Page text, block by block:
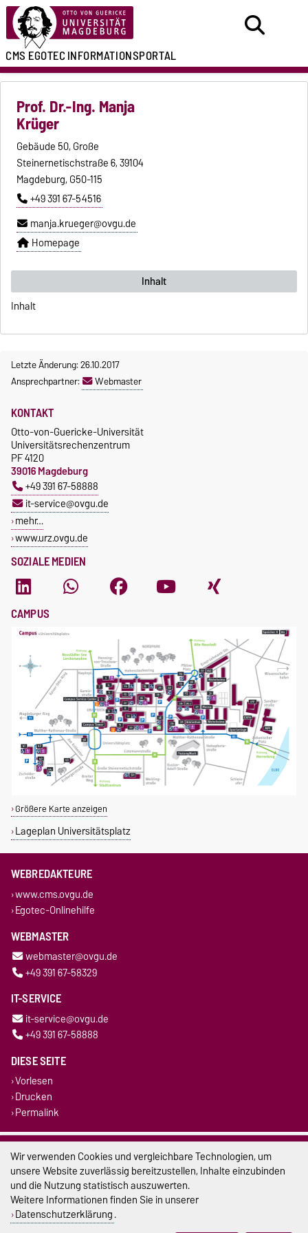
CMS EGOTECINFORMATIONSPORTAL
Prof. Dr.-Ing. Manja
Krüger
Gebäude 50, Große
Steinernetischstraße 6, 39104
Magdeburg, G50-115
+49 391 67-54516
manja.krueger@ovgu.de
Homepage
Inhalt
Inhalt
Letzte Änderung: 26.10.2017
Ansprechpartner:
Webmaster
SOZIALE MEDIEN
KONTAKT
Otto-von-Guericke-Universität
Universitätsrechenzentrum
PF 4120
39016 Magdeburg
+49 391 67-58888
it-service@ovgu.de
mehr…
www.urz.ovgu.de
CAMPUS
Größere Karte anzeigen
Lageplan Universitätsplatz
WEBREDAKTEURE
www.cms.ovgu.de
Egotec-Onlinehilfe
WEBMASTER
webmaster@ovgu.de
+49 391 67-58329
IT-SERVICE
it-service@ovgu.de
+49 391 67-58888
DIESE SEITE
Vorlesen
Drucken
Permalink
Impressum
Datenschutz
Barrierefreiheit
Cookie-Einstellungen
Wir verwenden Cookies und vergleichbare Technologien, um
unsere Website zuverlässig bereitzustellen, Inhalte einzubinden
und die Nutzung statistisch auszuwerten.
Weitere Informationen finden Sie in unserer
Datenschutzerklärung.